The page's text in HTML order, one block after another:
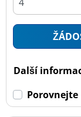
Další
Porovnejte